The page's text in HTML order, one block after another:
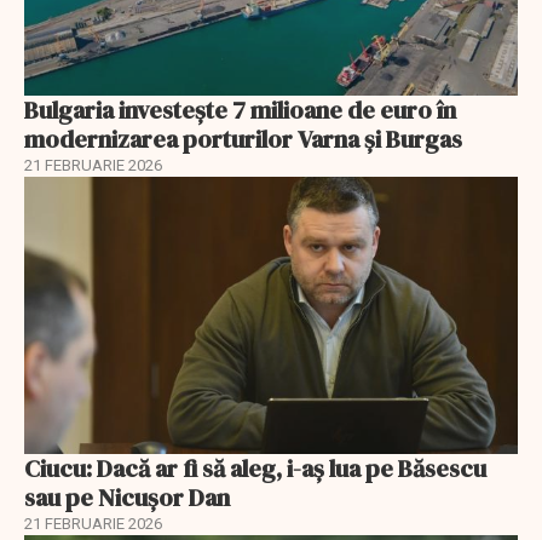
Bulgaria investește 7 milioane de euro în
modernizarea porturilor Varna și Burgas
21 FEBRUARIE 2026
Ciucu: Dacă ar fi să aleg, i-aș lua pe Băsescu
sau pe Nicușor Dan
21 FEBRUARIE 2026